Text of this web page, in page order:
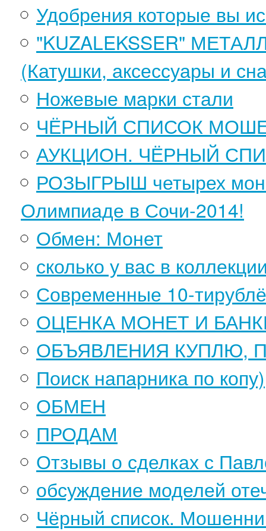
Удобрения которые вы
"KUZALEKSSER"
(Катушки, аксессуары и
Ножевые марки стали
ЧЁРНЫЙ СПИСОК
АУКЦИОН. ЧЁРНЫЙ
РОЗЫГРЫШ четырех
Олимпиаде в Сочи-2014!
Обмен: Монет
сколько у вас в
Современные 10-
ОЦЕНКА МОНЕТ И
ОБЪЯВЛЕНИЯ КУПЛЮ,
Поиск напарника по копу)
ОБМЕН
ПРОДАМ
Отзывы о сделках с
обсуждение моделей
Чёрный список.